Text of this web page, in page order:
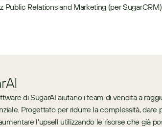
Public Relations and Marketing (per SugarCRM)
di SugarAI aiutano i team di vendita a
Progettato per ridurre la complessità, dare
l’upsell utilizzando le risorse che già